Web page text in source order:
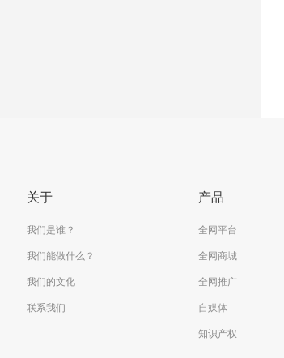
我们是谁？
我们能做什么？
我们的文化
联系我们
全网平台
全网商城
全网推广
自媒体
知识产权
关于 产品